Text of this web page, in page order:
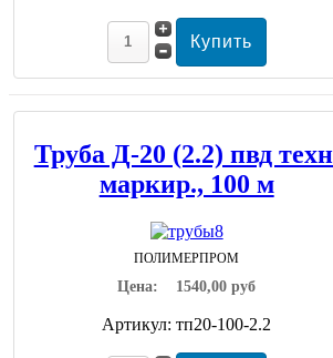
Труба Д-20 (2.2) пвд
маркир., 100 м
ПОЛИМЕРПРОМ
Цена: 1540,00 руб
Артикул: тп20-100-2.2